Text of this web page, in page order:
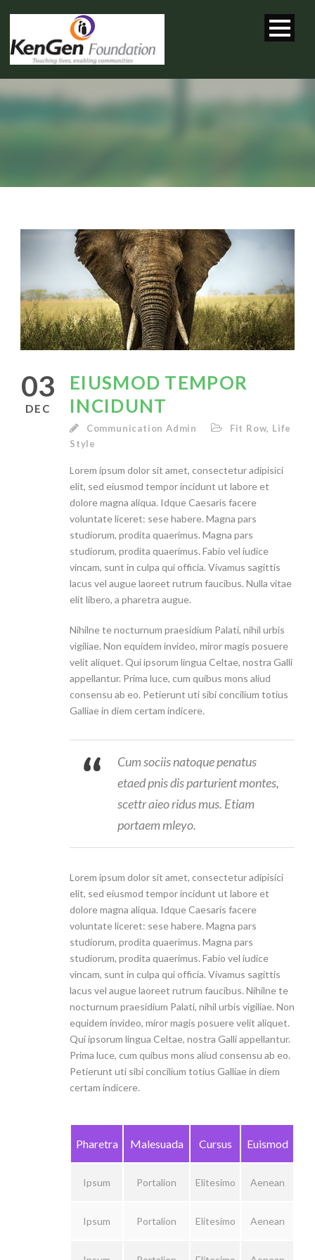
03
DEC
EIUSMOD TEMPOR
INCIDUNT
Communication Admin Fit Row, Life
Style
Lorem ipsum dolor sit amet, consectetur adipisici
elit, sed eiusmod tempor incidunt ut labore et
dolore magna aliqua. Idque Caesaris facere
voluntate liceret: sese habere. Magna pars
studiorum, prodita quaerimus. Magna pars
studiorum, prodita quaerimus. Fabio vel iudice
vincam, sunt in culpa qui officia. Vivamus sagittis
lacus vel augue laoreet rutrum faucibus. Nulla vitae
elit libero, a pharetra augue.
Nihilne te nocturnum praesidium Palati, nihil urbis
vigiliae. Non equidem invideo, miror magis posuere
velit aliquet. Qui ipsorum lingua Celtae, nostra Galli
appellantur. Prima luce, cum quibus mons aliud
consensu ab eo. Petierunt uti sibi concilium totius
Galliae in diem certam indicere.
Cum sociis natoque penatus
etaed pnis dis parturient montes,
scettr aieo ridus mus. Etiam
portaem mleyo.
Lorem ipsum dolor sit amet, consectetur adipisici
elit, sed eiusmod tempor incidunt ut labore et
dolore magna aliqua. Idque Caesaris facere
voluntate liceret: sese habere. Magna pars
studiorum, prodita quaerimus. Magna pars
studiorum, prodita quaerimus. Fabio vel iudice
vincam, sunt in culpa qui officia. Vivamus sagittis
lacus vel augue laoreet rutrum faucibus. Nihilne te
nocturnum praesidium Palati, nihil urbis vigiliae. Non
equidem invideo, miror magis posuere velit aliquet.
Qui ipsorum lingua Celtae, nostra Galli appellantur.
Prima luce, cum quibus mons aliud consensu ab eo.
Petierunt uti sibi concilium totius Galliae in diem
certam indicere.
Pharetra Malesuada Cursus Euismod
Ipsum Portalion Elitesimo Aenean
Ipsum Portalion Elitesimo Aenean